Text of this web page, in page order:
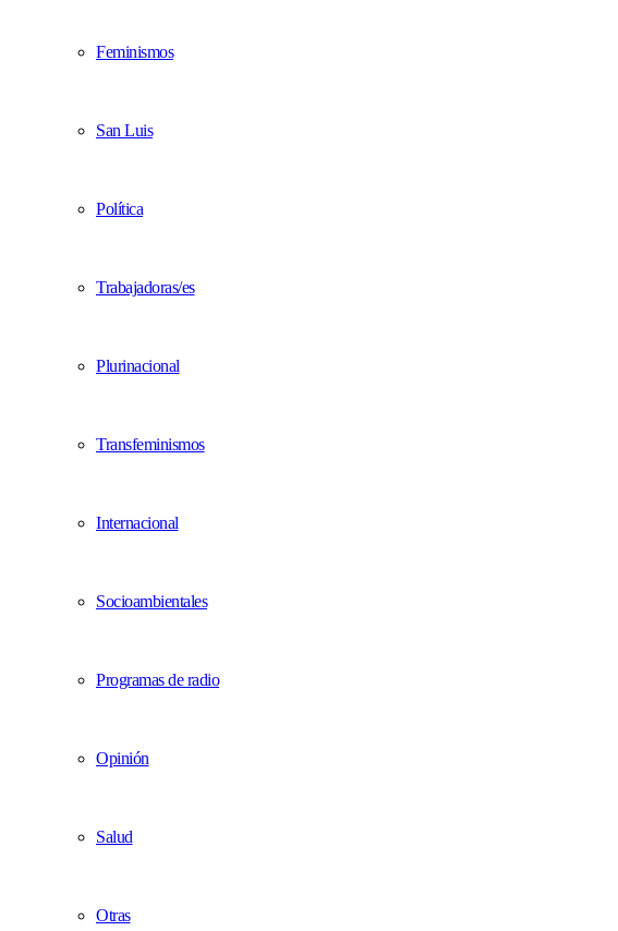
Feminismos
San Luis
Política
Trabajadoras/es
Plurinacional
Transfeminismos
Internacional
Socioambientales
Programas de radio
Opinión
Salud
Otras